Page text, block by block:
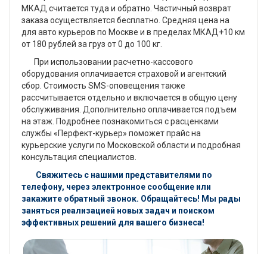
МКАД считается туда и обратно. Частичный возврат
заказа осуществляется бесплатно. Средняя цена на
для авто курьеров по Москве и в пределах МКАД+10 км
от 180 рублей за груз от 0 до 100 кг.
При использовании расчетно-кассового
оборудования оплачивается страховой и агентский
сбор. Стоимость SMS-оповещения также
рассчитывается отдельно и включается в общую цену
обслуживания. Дополнительно оплачивается подъем
на этаж. Подробнее познакомиться с расценками
службы «Перфект-курьер» поможет прайс на
курьерские услуги по Московской области и подробная
консультация специалистов.
Свяжитесь с нашими представителями по
телефону, через электронное сообщение или
закажите обратный звонок. Обращайтесь! Мы рады
заняться реализацией новых задач и поиском
эффективных решений для вашего бизнеса!